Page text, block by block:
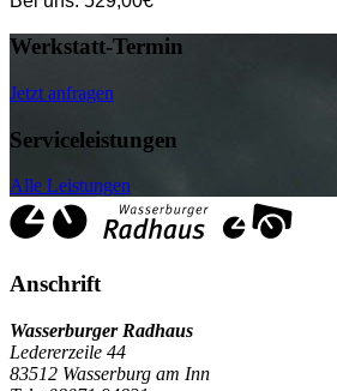
Werkstatt-Termin
Jetzt anfragen
Serviceleistungen
Alle Leistungen
Anschrift
Wasserburger Radhaus
Ledererzeile 44
83512 Wasserburg am Inn